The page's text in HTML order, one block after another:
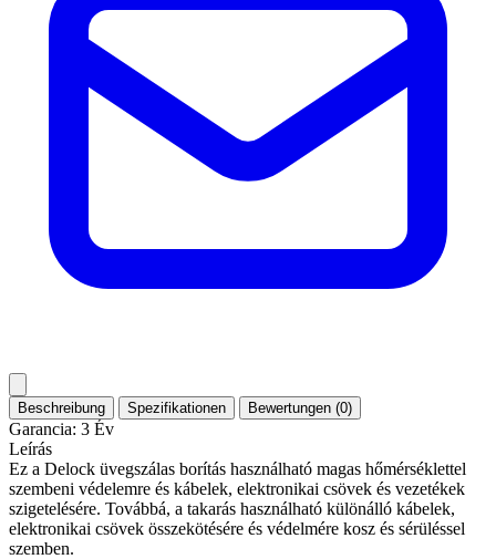
Beschreibung Spezifikationen Bewertungen (0)
Garancia: 3 Év
Leírás
Ez a Delock üvegszálas borítás használható magas hőmérséklettel
szembeni védelemre és kábelek, elektronikai csövek és vezetékek
szigetelésére. Továbbá, a takarás használható különálló kábelek,
elektronikai csövek összekötésére és védelmére kosz és sérüléssel
szemben.